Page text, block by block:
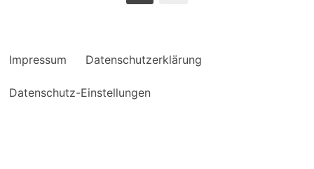
Impressum Datenschutzerklärung
Datenschutz-Einstellungen